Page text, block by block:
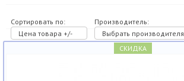
Сортировать по:
Цена товара +/-
Производитель:
Выбрать производителя
СКИДКА